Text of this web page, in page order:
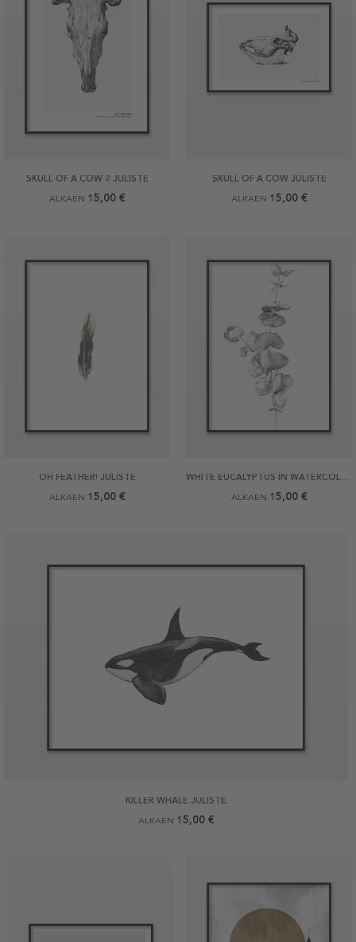
SKULL OF A COW 2 JULISTE
ALKAEN 15,00 €
SKULL OF A COW JULISTE
ALKAEN 15,00 €
OH FEATHER! JULISTE
ALKAEN 15,00 €
WHITE EUCALYPTUS IN WATERCOLOR JULISTE
ALKAEN 15,00 €
KILLER WHALE JULISTE
ALKAEN 15,00 €